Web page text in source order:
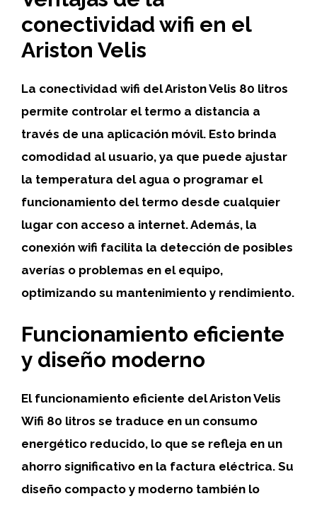
conectividad wifi en el
Ariston Velis
La conectividad wifi del Ariston Velis 80 litros
permite controlar el termo a distancia a
través de una aplicación móvil. Esto brinda
comodidad al usuario, ya que puede ajustar
la temperatura del agua o programar el
funcionamiento del termo desde cualquier
lugar con acceso a internet. Además, la
conexión wifi facilita la detección de posibles
averías o problemas en el equipo,
optimizando su mantenimiento y rendimiento.
Funcionamiento eficiente
y diseño moderno
El funcionamiento eficiente del Ariston Velis
Wifi 80 litros se traduce en un consumo
energético reducido, lo que se refleja en un
ahorro significativo en la factura eléctrica. Su
diseño compacto y moderno también lo